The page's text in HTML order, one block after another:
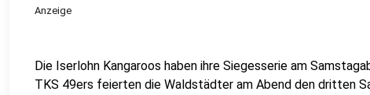
Anzeige
Die Iserlohn Kangaroos haben ihre Siegesserie am
TKS 49ers feierten die Waldstädter am Abend den dritten